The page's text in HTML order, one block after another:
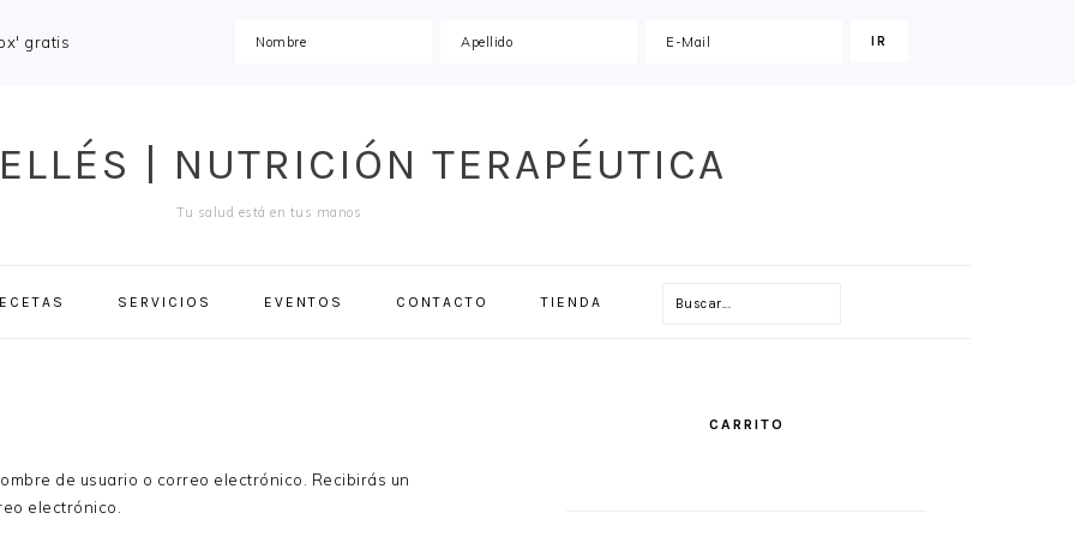
gratis
| NUTRICIÓN TERAPÉUTICA
Tu salud está en tus manos
SERVICIOS EVENTOS CONTACTO TIENDA Buscar...
de usuario o correo electrónico. Recibirás un
electrónico.
CARRITO